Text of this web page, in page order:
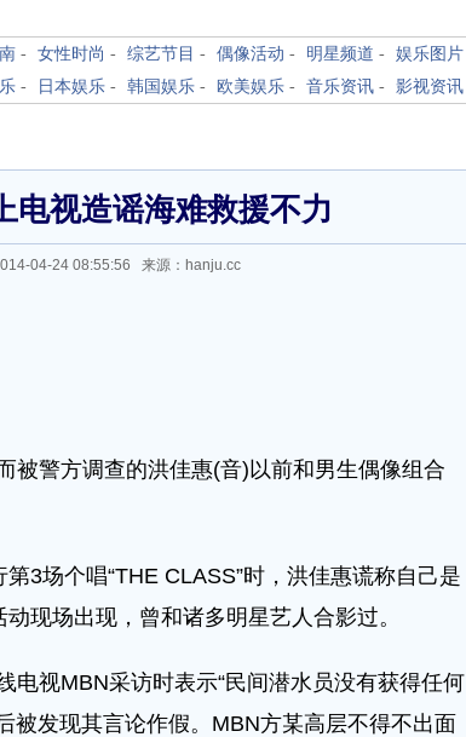
- 女性时尚 - 综艺节目 - 偶像活动 - 明星频道 - 娱乐图片
- 日本娱乐 - 韩国娱乐 - 欧美娱乐 - 音乐资讯 - 影视资讯
电视造谣海难救援不力
04-24 08:55:56 来源：hanju.cc
被警方调查的洪佳惠(音)以前和男生偶像组合
3场个唱“THE CLASS”时，洪佳惠谎称自己是
现场出现，曾和诸多明星艺人合影过。
电视MBN采访时表示“民间潜水员没有获得任何
被发现其言论作假。MBN方某高层不得不出面